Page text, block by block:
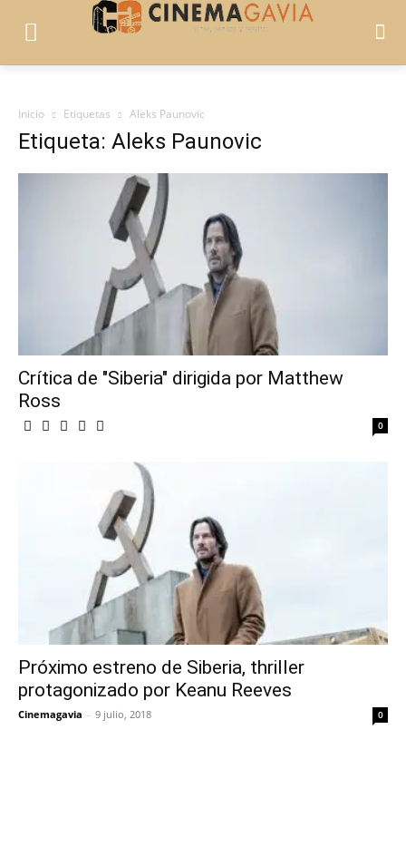
Inicio Etiquetas Aleks Paunovic
Etiqueta: Aleks Paunovic
Crítica de "Siberia" dirigida por Matthew
Ross
0
Próximo estreno de Siberia, thriller
protagonizado por Keanu Reeves
Cinemagavia - 9 julio, 2018 0